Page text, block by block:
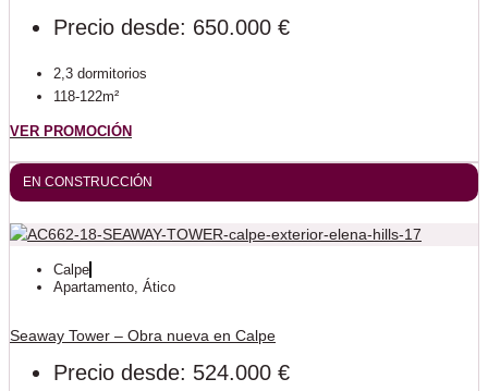
Precio desde: 650.000 €
2,3 dormitorios
118-122m²
VER PROMOCIÓN
EN CONSTRUCCIÓN
Calpe
Apartamento Ático
Seaway Tower – Obra nueva en Calpe
Precio desde: 524.000 €